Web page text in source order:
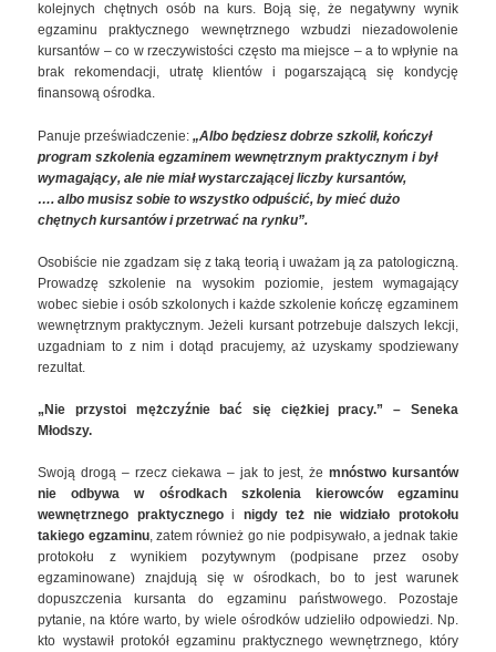
kolejnych chętnych osób na kurs. Boją się, że negatywny wynik
egzaminu praktycznego wewnętrznego wzbudzi niezadowolenie
kursantów – co w rzeczywistości często ma miejsce – a to wpłynie na
brak rekomendacji, utratę klientów i pogarszającą się kondycję
finansową ośrodka.
Panuje przeświadczenie:„Albo będziesz dobrze szkolił, kończył
program szkolenia egzaminem wewnętrznym praktycznym i był
wymagający, ale nie miał wystarczającej liczby kursantów,
…. albo musisz sobie to wszystko odpuścić, by mieć dużo
chętnych kursantów i przetrwać na rynku”.
Osobiście nie zgadzam się z taką teorią i uważam ją za patologiczną.
Prowadzę szkolenie na wysokim poziomie, jestem wymagający
wobec siebie i osób szkolonych i każde szkolenie kończę egzaminem
wewnętrznym praktycznym. Jeżeli kursant potrzebuje dalszych lekcji,
uzgadniam to z nim i dotąd pracujemy, aż uzyskamy spodziewany
rezultat.
„Nie przystoi mężczyźnie bać się ciężkiej pracy.” – Seneka
Młodszy.
Swoją drogą – rzecz ciekawa – jak to jest, że mnóstwo kursantów
nie odbywa w ośrodkach szkolenia kierowców egzaminu
wewnętrznego praktycznegoi nigdy też nie widziało protokołu
takiego egzaminu, zatem również go nie podpisywało, a jednak takie
protokołu z wynikiem pozytywnym (podpisane przez osoby
egzaminowane) znajdują się w ośrodkach, bo to jest warunek
dopuszczenia kursanta do egzaminu państwowego. Pozostaje
pytanie, na które warto, by wiele ośrodków udzieliło odpowiedzi. Np.
kto wystawił protokół egzaminu praktycznego wewnętrznego, który